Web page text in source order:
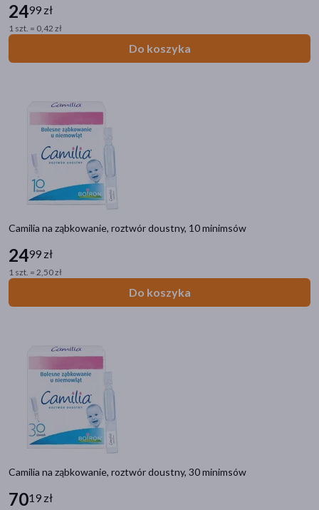
2499 zł
1 szt. = 0,42 zł
Do koszyka
Camilia na ząbkowanie, roztwór doustny, 10 minimsów
2499 zł
1 szt. = 2,50 zł
Do koszyka
Camilia na ząbkowanie, roztwór doustny, 30 minimsów
7019 zł